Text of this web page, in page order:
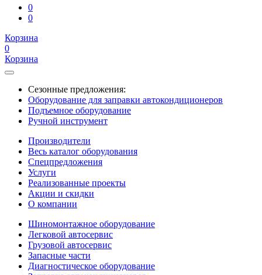
0
0
Корзина
0
Корзина
Сезонные предложения:
Оборудование для заправки автокондиционеров
Подъемное оборудование
Ручной инструмент
Производители
Весь каталог оборудования
Спецпредложения
Услуги
Реализованные проекты
Акции и скидки
О компании
Шиномонтажное оборудование
Легковой автосервис
Грузовой автосервис
Запасные части
Диагностическое оборудование